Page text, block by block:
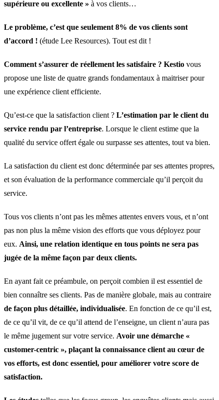
supérieure ou excellente » à vos clients…
Le problème, c’est que seulement 8% de vos clients sont
d’accord ! (étude Lee Resources). Tout est dit !
Comment s’assurer de réellement les satisfaire ? Kestio vous
propose une liste de quatre grands fondamentaux à maitriser pour
une expérience client efficiente.
Qu’est-ce que la satisfaction client ? L’estimation par le client du
service rendu par l’entreprise. Lorsque le client estime que la
qualité du service offert égale ou surpasse ses attentes, tout va bien.
La satisfaction du client est donc déterminée par ses attentes propres,
et son évaluation de la performance commerciale qu’il perçoit du
service.
Tous vos clients n’ont pas les mêmes attentes envers vous, et n’ont
pas non plus la même vision des efforts que vous déployez pour
eux. Ainsi, une relation identique en tous points ne sera pas
jugée de la même façon par deux clients.
En ayant fait ce préambule, on perçoit combien il est essentiel de
bien connaître ses clients. Pas de manière globale, mais au contraire
de façon plus détaillée, individualisée. En fonction de ce qu’il est,
de ce qu’il vit, de ce qu’il attend de l’enseigne, un client n’aura pas
le même jugement sur votre service. Avoir une démarche «
customer-centric », plaçant la connaissance client au cœur de
vos efforts, est donc essentiel, pour améliorer votre score de
satisfaction.